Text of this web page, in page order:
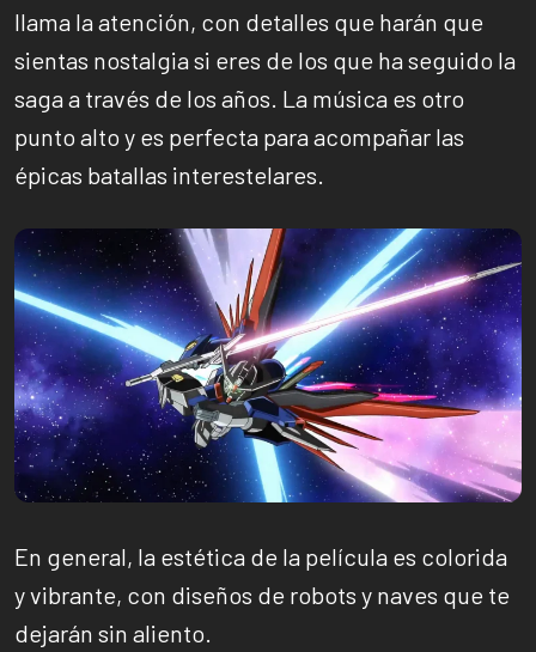
llama la atención, con detalles que harán que
sientas nostalgia si eres de los que ha seguido la
saga a través de los años. La música es otro
punto alto y es perfecta para acompañar las
épicas batallas interestelares.
En general, la estética de la película es colorida
y vibrante, con diseños de robots y naves que te
dejarán sin aliento.